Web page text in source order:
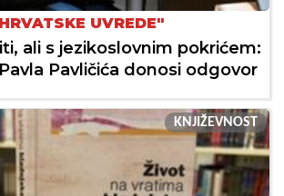
UVREDE"
ali s jezikoslovnim pokrićem:
Pavličića donosi odgovor
KNJIŽEVNOST